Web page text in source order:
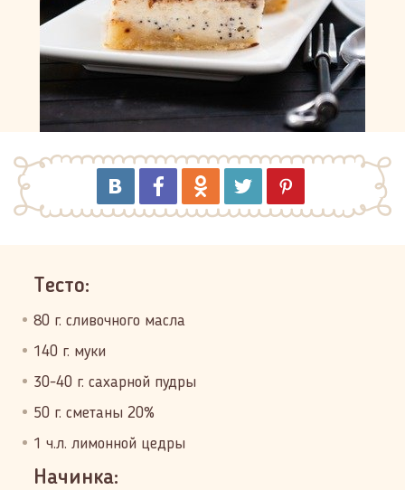
Тесто:
80 г. сливочного масла
140 г. муки
30-40 г. сахарной пудры
50 г. сметаны 20%
1 ч.л. лимонной цедры
Начинка: